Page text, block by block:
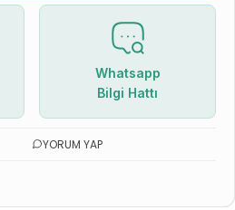
Whatsapp
Bilgi Hattı
YORUM YAP